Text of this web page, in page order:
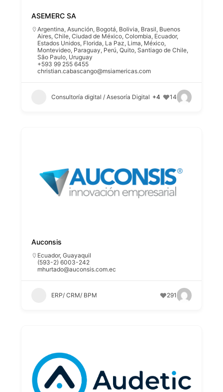
ASEMERC SA
Argentina,Asunción, Bogotá, Bolivia, Brasil, Buenos
Aires,Chile,Ciudad de México,Colombia, Ecuador,
Estados Unidos, Florida, La Paz, Lima, México,
Montevideo, Paraguay, Perú,Quito, Santiago de Chile,
São Paulo, Uruguay
+593 99 255 6455
christian.cabascango@msiamericas.com
Consultoría digital / Asesoría Digital +4 14
Auconsis
Ecuador,Guayaquil
(593-2) 6003-242
mhurtado@auconsis.com.ec
ERP/ CRM/ BPM 291